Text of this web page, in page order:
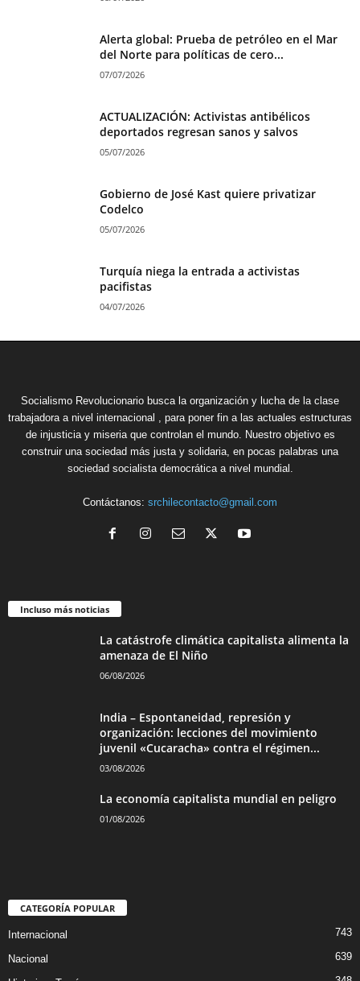
Alerta global: Prueba de petróleo en el Mar
del Norte para políticas de cero...
07/07/2026
ACTUALIZACIÓN: Activistas antibélicos
deportados regresan sanos y salvos
05/07/2026
Gobierno de José Kast quiere privatizar
Codelco
05/07/2026
Turquía niega la entrada a activistas
pacifistas
04/07/2026
Socialismo Revolucionario busca la organización y lucha de la clase
trabajadora a nivel internacional , para poner fin a las actuales estructuras
de injusticia y miseria que controlan el mundo. Nuestro objetivo es
construir una sociedad más justa y solidaria, en pocas palabras una
sociedad socialista democrática a nivel mundial.
Contáctanos: srchilecontacto@gmail.com
Incluso más noticias
La catástrofe climática capitalista alimenta la
amenaza de El Niño
06/08/2026
India – Espontaneidad, represión y
organización: lecciones del movimiento
juvenil «Cucaracha» contra el régimen...
03/08/2026
La economía capitalista mundial en peligro
01/08/2026
CATEGORÍA POPULAR
Internacional 743
Nacional 639